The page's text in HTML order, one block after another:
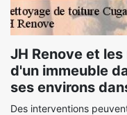
JH Renove et
d'un immeuble
ses environs
Des interventions